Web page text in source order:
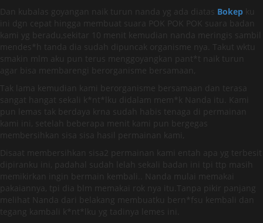
Dan kubalas goyangan naik turun nanda yg ada diatas Bokep ku
ini dgn cepat hingga membuat suara POK POK POK suara badan
kami yg beradu,sekitar 10 menit kemudian nanda meringis sambil
mendes*h tanda dia sudah dipuncak organisme nya. Takut wktu
smakin mlm aku pun terus menggoyangkan pant*t naik turun
agar bisa membarengi berorganisme bersamaan,
Tak lama kemudian kami berorganisme bersamaan dan terasa
sangat hangat sekali k*nt*lku didalam mem*k Nanda itu. Kami
pun lemas tak berdaya krna sudah habis tenaga di permainan
kami ini, setelah beberapa menit kami pun bergegas
membersihkan sisa sisa hasil permainan kami,
Disaat membersihkan sisa2 permainan kami entah apa yg terbesit
dipiranku ini, padahal sudah lelah sekali badan ini tpi ttp masih
memikirkan ingin bermain kembali.. Nanda mulai memakai
pakaiannya, tpi dia blm memakai rok nya itu.Tanpa pikir panjang
melihat Nanda dari belakang membuatku bern*fsu kembali dan
tegang kambali k*nt*lku yg tadinya lemes ini.